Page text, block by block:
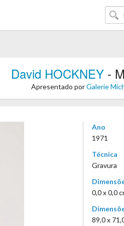
David HOCKNEY -
Apresentado porGalerie
Ano
1971
Técnica
Gravura
0,0 x 0,0
89,0 x